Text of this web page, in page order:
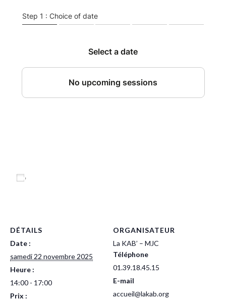
DÉTAILS
Date :
samedi 22 novembre 2025
Heure :
14:00 - 17:00
Prix :
ORGANISATEUR
La KAB’ – MJC
Téléphone
01.39.18.45.15
E-mail
accueil@lakab.org